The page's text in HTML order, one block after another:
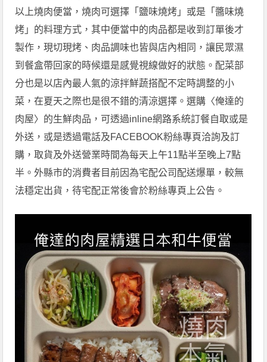
以上燒肉便當，燒肉可選擇「鹽味燒烤」或是「醬味燒
烤」的料理方式，其中便當中的肉品都是收到訂單後才
製作，現切現烤、肉品調味也皆與店內相同，讓民眾濕
到餐盒帶回家的時候還是感覺視線做好的狀態。配菜部
分也是以店內最人氣的涼拌鮮蔬搭配不定時調整的小
菜，在夏天之際也是很不錯的清涼選擇。選購〈俺達的
肉屋〉的生鮮肉品，可透過inline網路系統訂餐自取或是
外送，或是透過電話及FACEBOOK粉絲專頁洽詢及訂
購，取貨及外送營業時間為每天上午11點半至晚上7點
半。外縣市的消費者目前因為宅配公司配送爆單，較無
法穩定出貨，待宅配正常後會於粉絲專頁上公告。